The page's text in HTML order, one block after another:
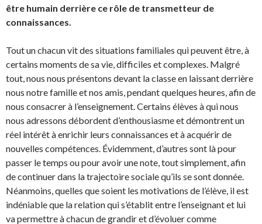
être humain derrière ce rôle de transmetteur de
connaissances.
Tout un chacun vit des situations familiales qui peuvent être, à
certains moments de sa vie, difficiles et complexes. Malgré
tout, nous nous présentons devant la classe en laissant derrière
nous notre famille et nos amis, pendant quelques heures, afin de
nous consacrer à l’enseignement. Certains élèves à qui nous
nous adressons débordent d’enthousiasme et démontrent un
réel intérêt à enrichir leurs connaissances et à acquérir de
nouvelles compétences. Évidemment, d’autres sont là pour
passer le temps ou pour avoir une note, tout simplement, afin
de continuer dans la trajectoire sociale qu’ils se sont donnée.
Néanmoins, quelles que soient les motivations de l’élève, il est
indéniable que la relation qui s’établit entre l’enseignant et lui
va permettre à chacun de grandir et d’évoluer comme